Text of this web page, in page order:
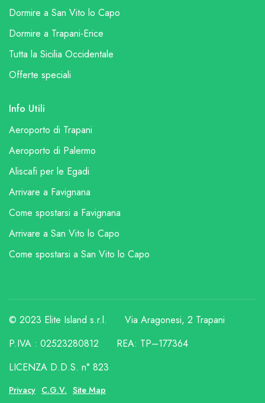
Dormire a San Vito lo Capo
Dormire a Trapani-Erice
Tutta la Sicilia Occidentale
Offerte speciali
Info Utili
Aeroporto di Trapani
Aeroporto di Palermo
Aliscafi per le Egadi
Arrivare a Favignana
Come spostarsi a Favignana
Arrivare a San Vito lo Capo
Come spostarsi a San Vito lo Capo
© 2023 Elite Island s.r.l.
Via Aragonesi, 2 Trapani
P.IVA : 02523280812
REA: TP–177364
LICENZA D.D.S. n° 823
Privacy C.G.V. Site Map